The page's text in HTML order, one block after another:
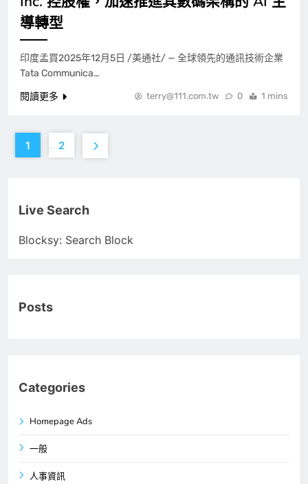
導轉型
印度孟買2025年12月5日 /美通社/ — 全球領先的通訊技術企業
Tata Communica…
閱讀更多
terry@111.com.tw 0 1 mins
1 2
Live Search
Blocksy: Search Block
Posts
Categories
Homepage Ads
一般
人事資訊